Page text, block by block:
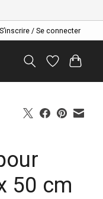
S’inscrire / Se connecter
50 cm